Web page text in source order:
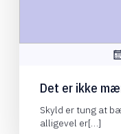
Det er ikke
Skyld er tung at
alligevel er[…]